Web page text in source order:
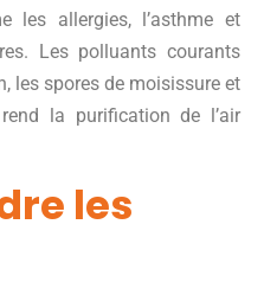
les allergies, l’asthme et
Les polluants courants
les spores de moisissure et
la purification de l’air
les